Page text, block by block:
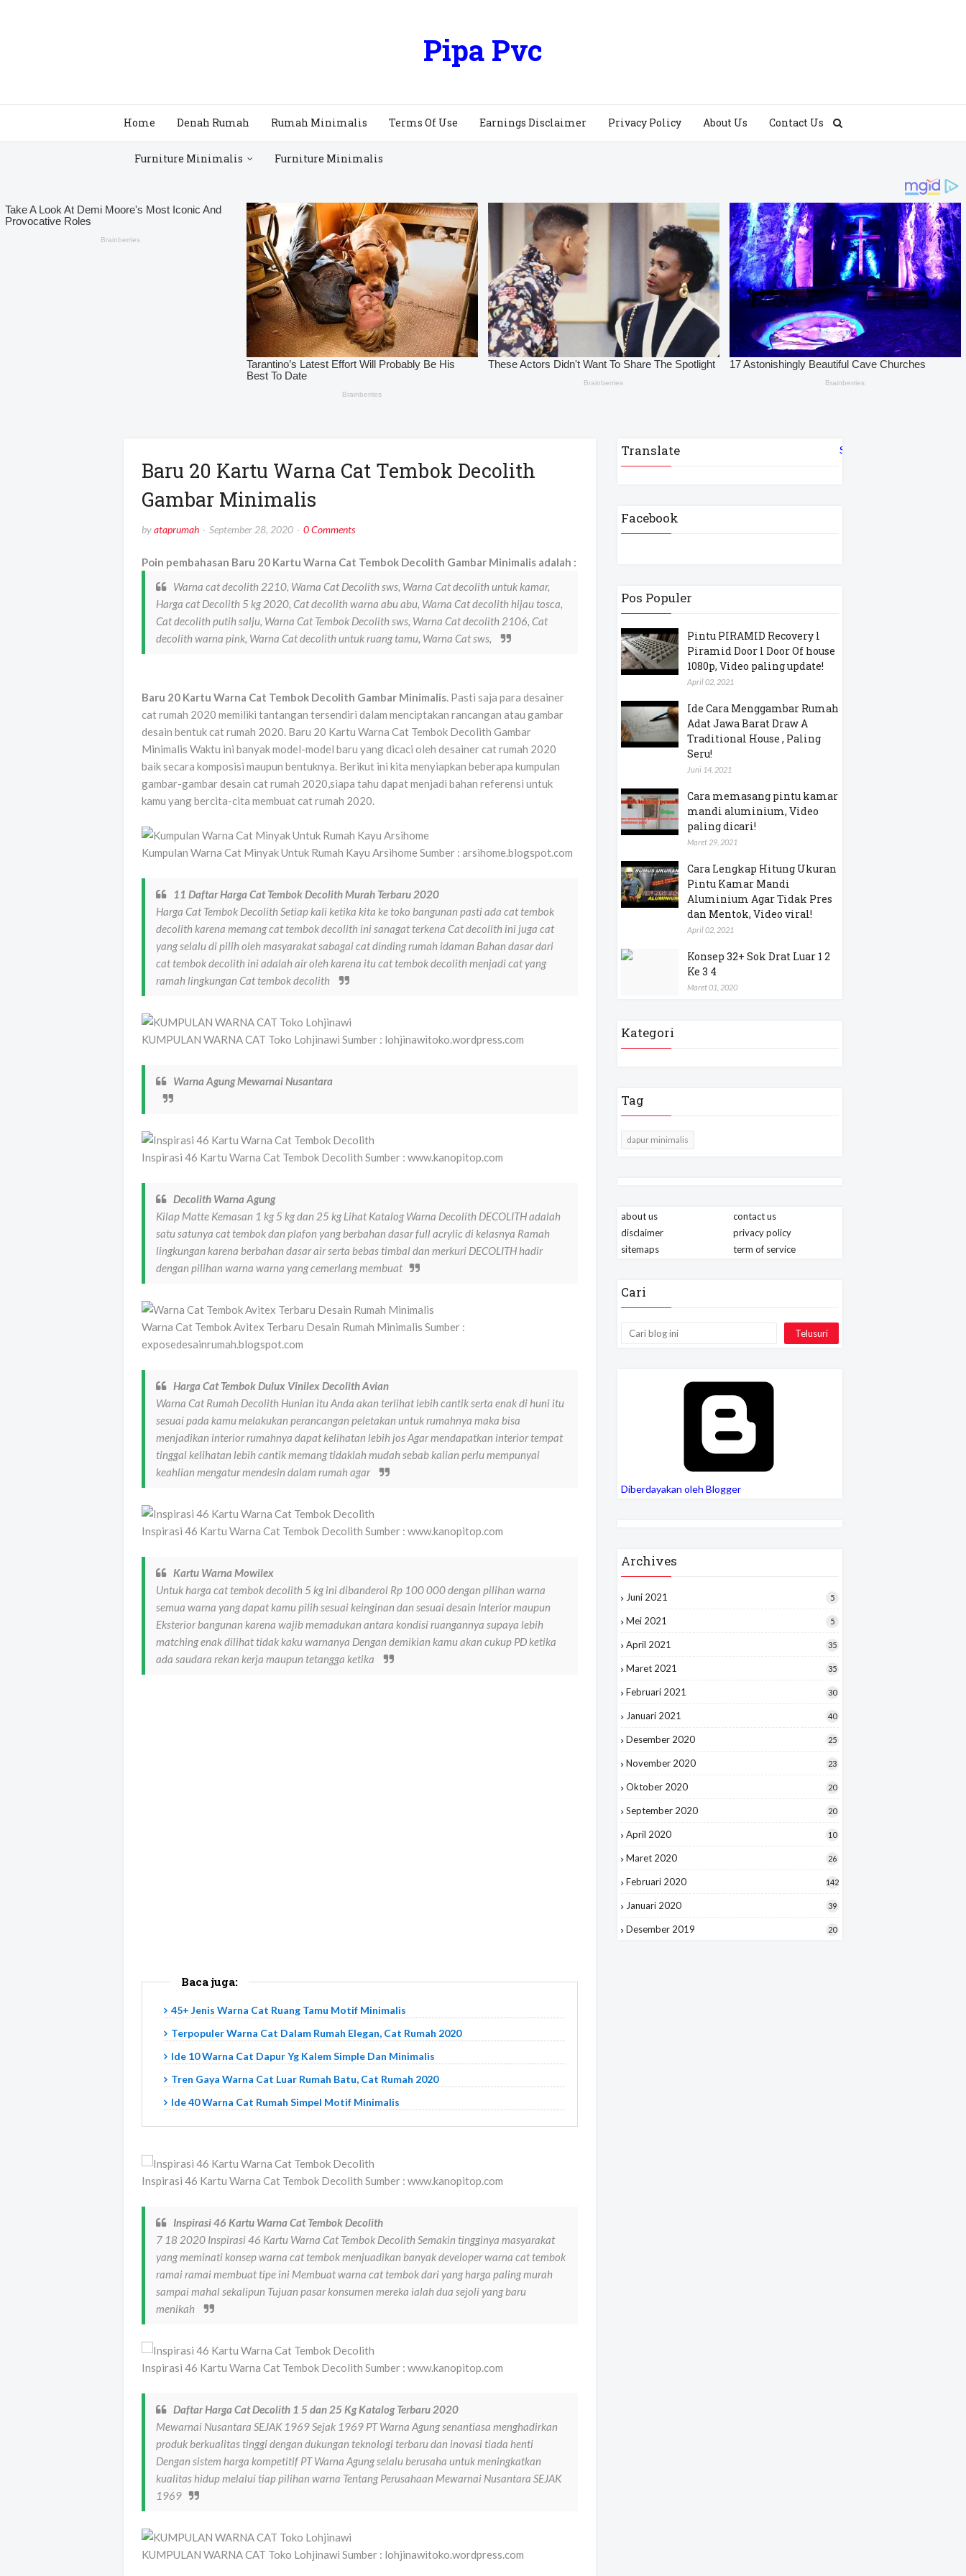
Pipa Pvc
Home Denah Rumah Rumah Minimalis Terms Of Use Earnings Disclaimer Privacy Policy About Us Contact Us
Furniture Minimalis Furniture Minimalis
Baru 20 Kartu Warna Cat Tembok Decolith
Gambar Minimalis
byataprumah September 28, 2020 0 Comments
Poin pembahasan Baru 20 Kartu Warna Cat Tembok Decolith Gambar Minimalis adalah :
Warna cat decolith 2210, Warna Cat Decolith sws, Warna Cat decolith untuk kamar,
Harga cat Decolith 5 kg 2020, Cat decolith warna abu abu, Warna Cat decolith hijau tosca,
Cat decolith putih salju, Warna Cat Tembok Decolith sws, Warna Cat decolith 2106, Cat
decolith warna pink, Warna Cat decolith untuk ruang tamu, Warna Cat sws,
Baru 20 Kartu Warna Cat Tembok Decolith Gambar Minimalis. Pasti saja para desainer
cat rumah 2020 memiliki tantangan tersendiri dalam menciptakan rancangan atau gambar
desain bentuk cat rumah 2020. Baru 20 Kartu Warna Cat Tembok Decolith Gambar
Minimalis Waktu ini banyak model-model baru yang dicaci oleh desainer cat rumah 2020
baik secara komposisi maupun bentuknya. Berikut ini kita menyiapkan beberapa kumpulan
gambar-gambar desain cat rumah 2020,siapa tahu dapat menjadi bahan referensi untuk
kamu yang bercita-cita membuat cat rumah 2020.
Kumpulan Warna Cat Minyak Untuk Rumah Kayu Arsihome Sumber : arsihome.blogspot.com
11 Daftar Harga Cat Tembok Decolith Murah Terbaru 2020
Harga Cat Tembok Decolith Setiap kali ketika kita ke toko bangunan pasti ada cat tembok
decolith karena memang cat tembok decolith ini sanagat terkena Cat decolith ini juga cat
yang selalu di pilih oleh masyarakat sabagai cat dinding rumah idaman Bahan dasar dari
cat tembok decolith ini adalah air oleh karena itu cat tembok decolith menjadi cat yang
ramah lingkungan Cat tembok decolith
KUMPULAN WARNA CAT Toko Lohjinawi Sumber : lohjinawitoko.wordpress.com
Warna Agung Mewarnai Nusantara
Inspirasi 46 Kartu Warna Cat Tembok Decolith Sumber : www.kanopitop.com
Decolith Warna Agung
Kilap Matte Kemasan 1 kg 5 kg dan 25 kg Lihat Katalog Warna Decolith DECOLITH adalah
satu satunya cat tembok dan plafon yang berbahan dasar full acrylic di kelasnya Ramah
lingkungan karena berbahan dasar air serta bebas timbal dan merkuri DECOLITH hadir
dengan pilihan warna warna yang cemerlang membuat
Warna Cat Tembok Avitex Terbaru Desain Rumah Minimalis Sumber :
exposedesainrumah.blogspot.com
Harga Cat Tembok Dulux Vinilex Decolith Avian
Warna Cat Rumah Decolith Hunian itu Anda akan terlihat lebih cantik serta enak di huni itu
sesuai pada kamu melakukan perancangan peletakan untuk rumahnya maka bisa
menjadikan interior rumahnya dapat kelihatan lebih jos Agar mendapatkan interior tempat
tinggal kelihatan lebih cantik memang tidaklah mudah sebab kalian perlu mempunyai
keahlian mengatur mendesin dalam rumah agar
Inspirasi 46 Kartu Warna Cat Tembok Decolith Sumber : www.kanopitop.com
Kartu Warna Mowilex
Untuk harga cat tembok decolith 5 kg ini dibanderol Rp 100 000 dengan pilihan warna
semua warna yang dapat kamu pilih sesuai keinginan dan sesuai desain Interior maupun
Eksterior bangunan karena wajib memadukan antara kondisi ruangannya supaya lebih
matching enak dilihat tidak kaku warnanya Dengan demikian kamu akan cukup PD ketika
ada saudara rekan kerja maupun tetangga ketika
Baca juga:
45+ Jenis Warna Cat Ruang Tamu Motif Minimalis
Terpopuler Warna Cat Dalam Rumah Elegan, Cat Rumah 2020
Ide 10 Warna Cat Dapur Yg Kalem Simple Dan Minimalis
Tren Gaya Warna Cat Luar Rumah Batu, Cat Rumah 2020
Ide 40 Warna Cat Rumah Simpel Motif Minimalis
Inspirasi 46 Kartu Warna Cat Tembok Decolith Sumber : www.kanopitop.com
Inspirasi 46 Kartu Warna Cat Tembok Decolith
7 18 2020 Inspirasi 46 Kartu Warna Cat Tembok Decolith Semakin tingginya masyarakat
yang meminati konsep warna cat tembok menjuadikan banyak developer warna cat tembok
ramai ramai membuat tipe ini Membuat warna cat tembok dari yang harga paling murah
sampai mahal sekalipun Tujuan pasar konsumen mereka ialah dua sejoli yang baru
menikah
Inspirasi 46 Kartu Warna Cat Tembok Decolith Sumber : www.kanopitop.com
Daftar Harga Cat Decolith 1 5 dan 25 Kg Katalog Terbaru 2020
Mewarnai Nusantara SEJAK 1969 Sejak 1969 PT Warna Agung senantiasa menghadirkan
produk berkualitas tinggi dengan dukungan teknologi terbaru dan inovasi tiada henti
Dengan sistem harga kompetitif PT Warna Agung selalu berusaha untuk meningkatkan
kualitas hidup melalui tiap pilihan warna Tentang Perusahaan Mewarnai Nusantara SEJAK
1969
KUMPULAN WARNA CAT Toko Lohjinawi Sumber : lohjinawitoko.wordpress.com
Translate Select Language
Facebook
Pos Populer
Pintu PIRAMID Recovery l
Piramid Door l Door Of house
1080p, Video paling update!
April 02, 2021
Ide Cara Menggambar Rumah
Adat Jawa Barat Draw A
Traditional House , Paling
Seru!
Juni 14, 2021
Cara memasang pintu kamar
mandi aluminium, Video
paling dicari!
Maret 29, 2021
Cara Lengkap Hitung Ukuran
Pintu Kamar Mandi
Aluminium Agar Tidak Pres
dan Mentok, Video viral!
April 02, 2021
Konsep 32+ Sok Drat Luar 1 2
Ke 3 4
Maret 01, 2020
Kategori
Tag
dapur minimalis
about us
contact us
disclaimer
privacy policy
sitemaps
term of service
Cari
Diberdayakan oleh Blogger
Archives
Juni 2021 5
Mei 2021 5
April 2021 35
Maret 2021 35
Februari 2021 30
Januari 2021 40
Desember 2020 25
November 2020 23
Oktober 2020 20
September 2020 20
April 2020 10
Maret 2020 26
Februari 2020 142
Januari 2020 39
Desember 2019 20